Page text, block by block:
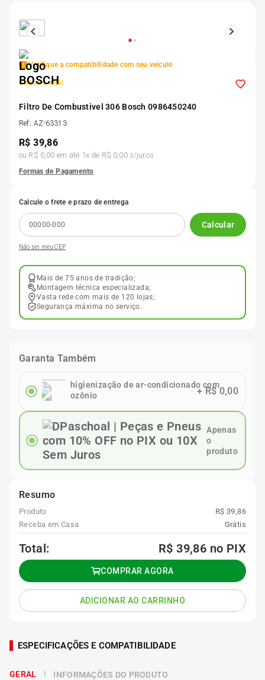
Verifique a compatibilidade com seu veículo
Clique e veja!
Filtro De Combustivel 306 Bosch 0986450240
Ref: AZ-63313
R$39,86
ou R$ 0,00 em até 1x de R$ 0,00s/juros
Formas de Pagamento
Calcule o frete e prazo de entrega
Calcular
Não sei meu CEP
Mais de 75 anos de tradição;
Montagem técnica especializada;
Vasta rede com mais de 120 lojas;
Segurança máxima no serviço.
Garanta Também
higienização de ar-condicionado com
ozônio
+R$ 0,00
Apenas
o
produto
Resumo
Produto
R$ 39,86
Receba em Casa
Grátis
Total: R$ 39,86 no PIX
COMPRAR AGORA
ADICIONAR AO CARRINHO
ESPECIFICAÇÕES E COMPATIBILIDADE
GERAL INFORMAÇÕES DO PRODUTO
5º
7
8º 195 55r15
9º 175 65 14